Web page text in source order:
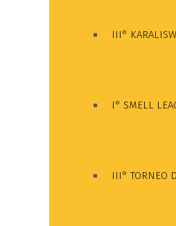
III°
I° SMELL
III° TORNEO